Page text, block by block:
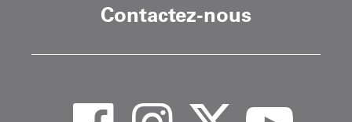
Contactez-nous